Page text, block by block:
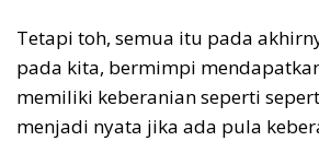
Tetapi toh, semua itu pada
pada kita, bermimpi
memiliki keberanian seperti
menjadi nyata jika ada pula